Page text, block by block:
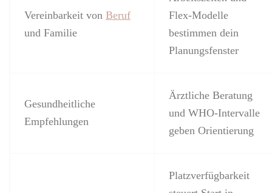
Vereinbarkeit von Beruf
und Familie
Flex-Modelle
bestimmen dein
Planungsfenster
Gesundheitliche
Empfehlungen
Ärztliche Beratung
und WHO-Intervalle
geben Orientierung
Platzverfügbarkeit